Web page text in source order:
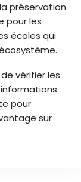
préservation
pour les
écoles qui
vérifier les
pour
sur